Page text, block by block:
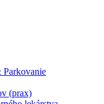
Parkovanie
(prax)